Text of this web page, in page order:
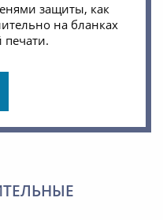
защиты, как
на бланках
печати.